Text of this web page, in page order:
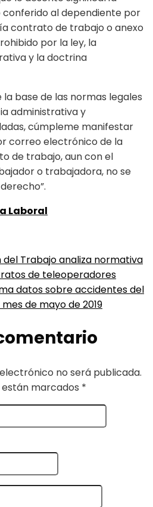
al dependiente por
contrato de trabajo o anexo
por la ley, la
y la doctrina
base de las normas legales
administrativa y
cúmpleme manifestar
correo electrónico de la
de trabajo, aun con el
o trabajadora, no se
Laboral
del Trabajo analiza normativa
de teleoperadores
datos sobre accidentes del
de mayo de 2019
no será publicada.
marcados *